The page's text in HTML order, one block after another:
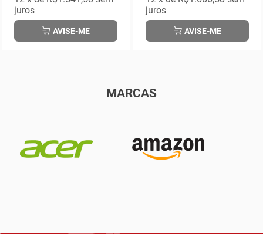
juros
AVISE-ME
juros
AVISE-ME
MARCAS